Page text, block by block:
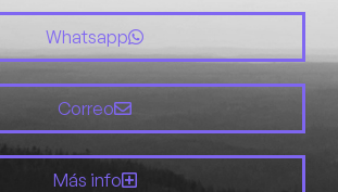
Whatsapp
Correo
Más info